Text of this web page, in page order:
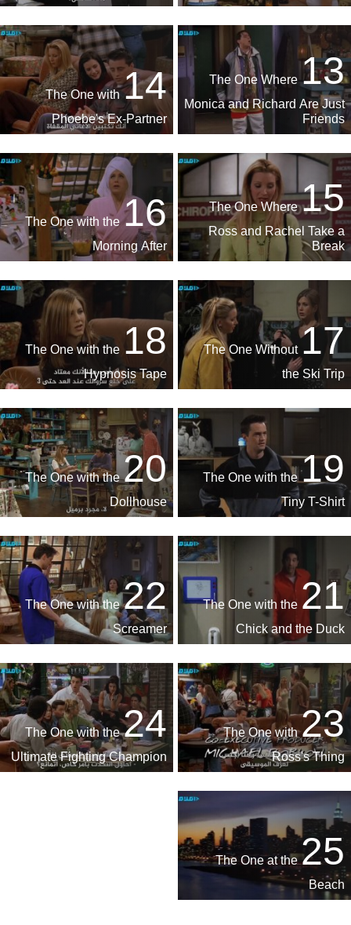
13
The One Where
Monica and Richard Are Just
Friends
14
The One with
Phoebe's Ex-Partner
15
The One Where
Ross and Rachel Take a
Break
16
The One with the
Morning After
17
The One Without
the Ski Trip
18
The One with the
Hypnosis Tape
19
The One with the
Tiny T-Shirt
20
The One with the
Dollhouse
21
The One with the
Chick and the Duck
22
The One with the
Screamer
23
The One with
Ross's Thing
24
The One with the
Ultimate Fighting Champion
25
The One at the
Beach